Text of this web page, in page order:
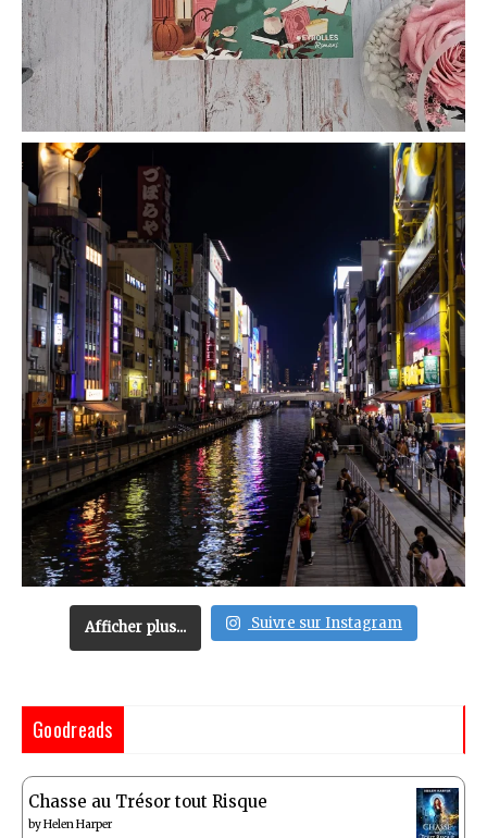
Afficher plus... Suivre sur Instagram
Goodreads
Chasse au Trésor tout Risque
byHelen Harper